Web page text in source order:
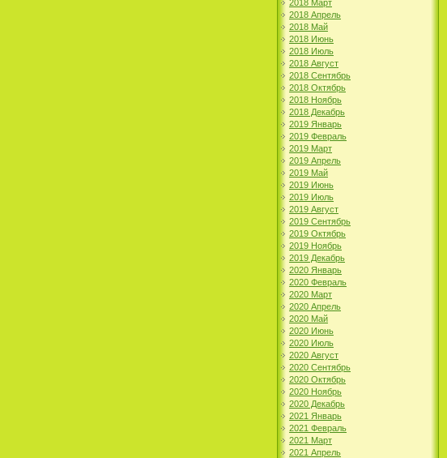
2018 Март
2018 Апрель
2018 Май
2018 Июнь
2018 Июль
2018 Август
2018 Сентябрь
2018 Октябрь
2018 Ноябрь
2018 Декабрь
2019 Январь
2019 Февраль
2019 Март
2019 Апрель
2019 Май
2019 Июнь
2019 Июль
2019 Август
2019 Сентябрь
2019 Октябрь
2019 Ноябрь
2019 Декабрь
2020 Январь
2020 Февраль
2020 Март
2020 Апрель
2020 Май
2020 Июнь
2020 Июль
2020 Август
2020 Сентябрь
2020 Октябрь
2020 Ноябрь
2020 Декабрь
2021 Январь
2021 Февраль
2021 Март
2021 Апрель